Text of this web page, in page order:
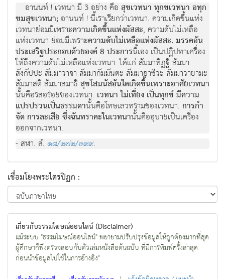
อานนท ! เวทนา มี 3 อยาง คือสุขเวทนา ทุกขเวทนา อทุก
ขมสุขเวทนา; อานนท ! นี้เราเรียกวาเวทนา. ความเกิดขึ้นแหง
เวทนายอมมีเพราะความเกิดขึ้นแหงผัสสะ, ความดับไมเหลือ
แห่งเวทนา ยอมมีเพราะความดับไมเหลือแหงผัสสะ. มรรคอัน
ประเสริฐประกอบดวยองค 8 ประการนี้เอง เปนปฏิปทาเครื่อง
ใหถึงความดับไมเหลือแหงเวทนา. ไดแก สัมมาทิฏฐิ สัมมา
สังกัปปะ สัมมาวาจา สัมมากัมมันตะ สัมมาอาชีวะ สัมมาวายามะ
สัมมาสติ สัมมาสมาธิ สุขโสมนัสอันใดเกิดขึ้นเพราะอาศัยเวทนา
นั้นคือรสอรอยของเวทนา. เวทนา ไมเที่ยง เปนทุกข มีความ
แปรปรวนเปนธรรมดานั้นคือโทษเลวทรามของเวทนา. การกํา
จัด การละเสีย ซึ่งฉันทราคะในเวทนานั้นคืออุบายเปนเครื่อง
ออกจากเวทนา.
- สฬา. สํ. ๑๘/๒๗๒/๓๙๙.
เชื่อมโยงพระไตรปิฏก :
เกี่ยวกับธรรมโฆษณ์ออนไลน์ (Disclaimer)
แม้ระบบ "ธรรมโฆษณ์ออนไลน์" พยายามปรับปรุงข้อมูลให้ถูกต้องมากที่สุด
ผู้ศึกษาก็พึงตรวจสอบกับตัวเล่มหนังสือต้นฉบับ ที่มีการพิมพ์ครั้งล่าสุด
ก่อนนำข้อมูลไปใช้ในการอ้างอิง"